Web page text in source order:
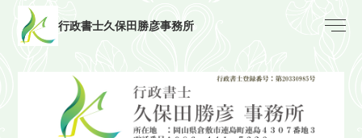
行政書士久保田勝彦事務所